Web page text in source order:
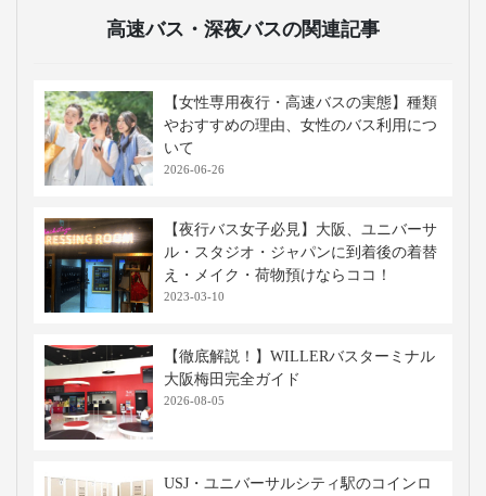
高速バス・深夜バスの関連記事
【女性専用夜行・高速バスの実態】種類
やおすすめの理由、女性のバス利用につ
いて
2026-06-26
【夜行バス女子必見】大阪、ユニバーサ
ル・スタジオ・ジャパンに到着後の着替
え・メイク・荷物預けならココ！
2023-03-10
【徹底解説！】WILLERバスターミナル
大阪梅田完全ガイド
2026-08-05
USJ・ユニバーサルシティ駅のコインロ